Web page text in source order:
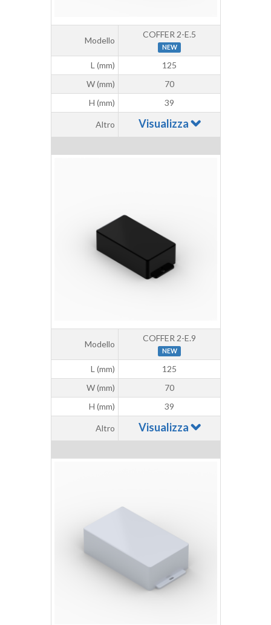
Modello
COFFER 2-E.5
NEW
L (mm)
125
W (mm)
70
H (mm)
39
Altro Visualizza
Modello
COFFER 2-E.9
NEW
L (mm)
125
W (mm)
70
H (mm)
39
Altro Visualizza